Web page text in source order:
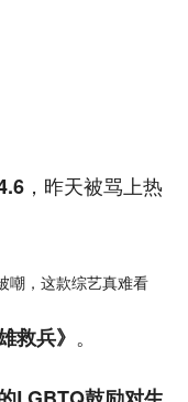
，昨天被骂上热
救兵》 。